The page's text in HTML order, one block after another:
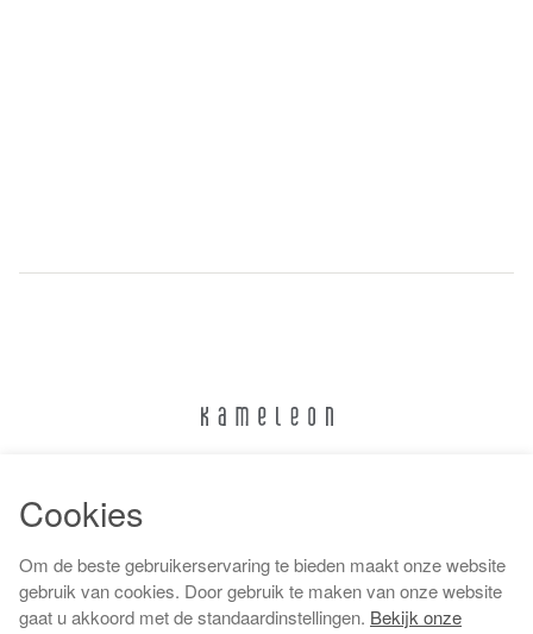
Algemene voorwaarden
Cookies
Om de beste gebruikerservaring te bieden maakt onze website
gebruik van cookies. Door gebruik te maken van onze website
gaat u akkoord met de standaardinstellingen. Bekijk onze